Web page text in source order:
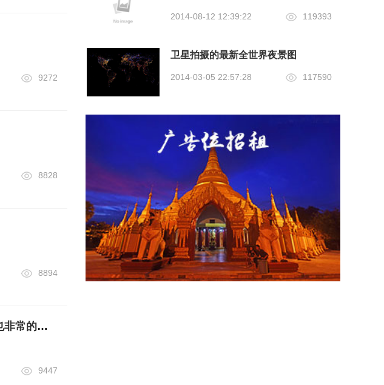
9272
8828
8894
实拍中缅边陲小镇的农民小贩，很有民族特色，生意也非常的不错！
9447
2014-08-12 12:39:22 119393
卫星拍摄的最新全世界夜景图
2014-03-05 22:57:28 117590